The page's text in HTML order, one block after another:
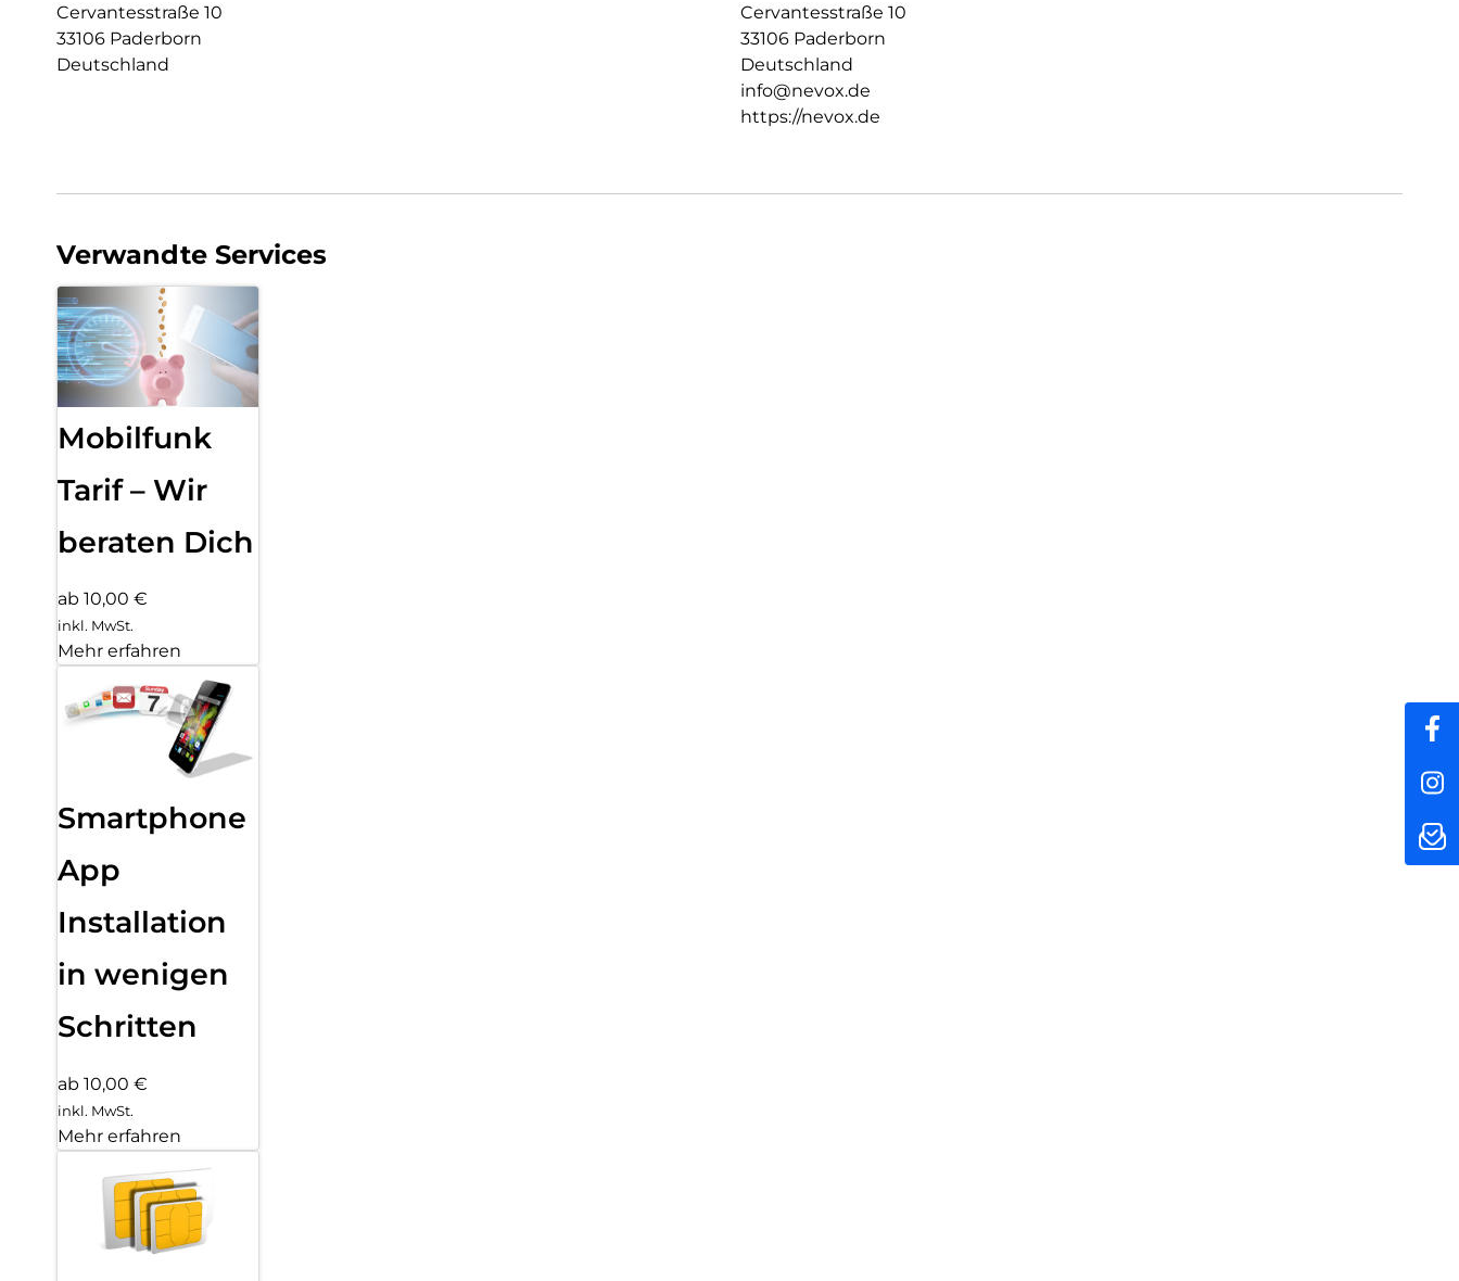
Cervantesstraße 10
33106 Paderborn
Deutschland
Cervantesstraße 10
33106 Paderborn
Deutschland
info@nevox.de
https://nevox.de
Verwandte Services
Mobilfunk
Tarif – Wir
beraten Dich
ab 10,00 €
inkl. MwSt.
Mehr erfahren
Smartphone
App
Installation
in wenigen
Schritten
ab 10,00 €
inkl. MwSt.
Mehr erfahren